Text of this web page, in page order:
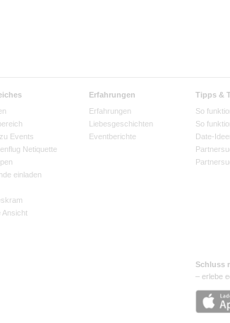
Events
Netiquette
einladen
Ansicht
Erfahrungen
Erfahrungen
Liebesgeschichten
Eventberichte
Tipps &
So
So
Date-
Schluss
– erlebe